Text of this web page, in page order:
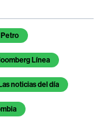
Petro
Línea
noticias del día